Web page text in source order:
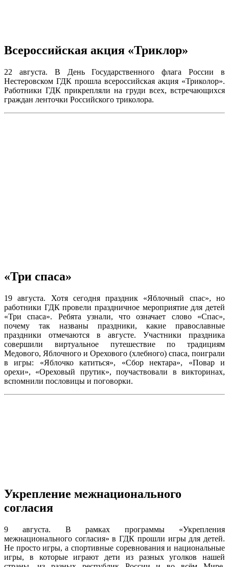
Всероссийская акция «Триклор»
22 августа. В День Государственного флага России в
Нестеровском ГДК прошла всероссийская акция «Триколор».
Работники ГДК прикрепляли на груди всех, встречающихся
граждан ленточки Российского триколора.
«Три спаса»
19 августа. Хотя сегодня праздник «Яблочный спас», но
работники ГДК провели праздничное мероприятие для детей
«Три спаса». Ребята узнали, что означает слово «Спас»,
почему так названы праздники, какие православные
праздники отмечаются в августе. Участники праздника
совершили виртуальное путешествие по традициям
Медового, Яблочного и Орехового (хлебного) спаса, поиграли
в игры: «Яблочко катиться», «Сбор нектара», «Повар и
орехи», «Ореховый прутик», поучаствовали в викторинах,
вспомнили пословицы и поговорки.
Укрепление межнационального
согласия
9 августа. В рамках программы «Укрепления
межнационального согласия» в ГДК прошли игры для детей.
Не просто игры, а спортивные соревнования и национальные
игры, в которые играют дети из разных уголков нашей